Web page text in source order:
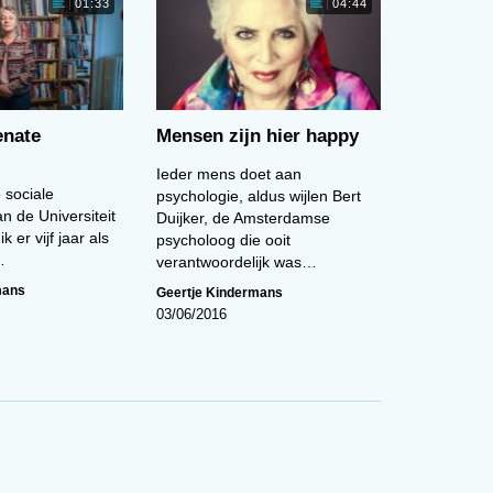
01:33
sociale
de Universiteit
er vijf jaar als
04:44
Mensen zijn hier happy
Ieder mens doet aan
psychologie, aldus wijlen Bert
Duijker, de Amsterdamse
psycholoog die ooit
verantwoordelijk was…
Geertje Kindermans
03/06/2016